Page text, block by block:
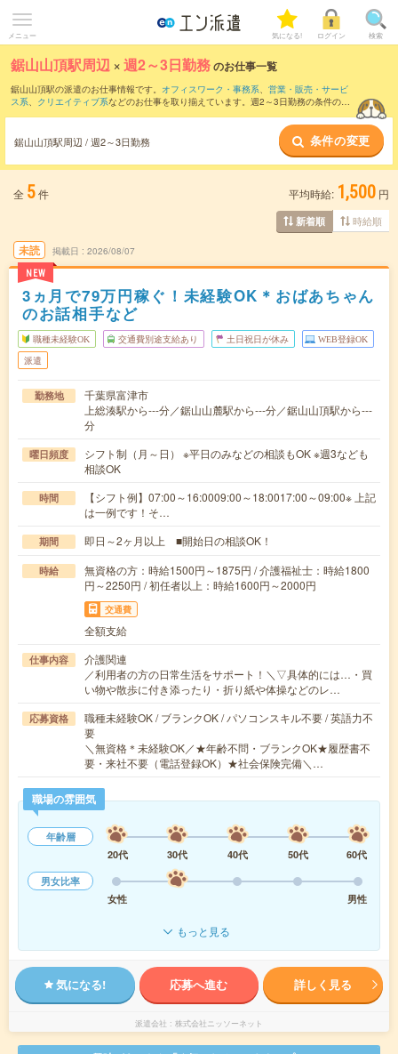
メニュー 気になる! ログイン 検索
鋸山山頂駅周辺 ×週2～3日勤務のお仕事一覧
鋸山山頂駅の派遣のお仕事情報です。 オフィスワーク・事務系、 営業・販売・サービ
ス系、 クリエイティブ系などのお仕事を取り揃えています。週2～3日勤務の条件の他
鋸山山頂駅周辺 / 週2～3日勤務 条件の変更
全 5件 平均時給: 1,500 円
新着順 時給順
未読
NEW
掲載日 2026/08/07
3ヵ月で79万円稼ぐ！未経験OK＊おばあちゃん
のお話相手など
職種未経験OK 交通費別途支給あり 土日祝日が休み WEB登録OK
派遣
勤務地
千葉県富津市
上総湊駅から---分／鋸山山麓駅から---分／鋸山山頂駅から---
分
曜日頻度
シフト制（月～日） ※平日のみなどの相談もOK ※週3なども
相談OK
時間
【シフト例】07:00～16:0009:00～18:0017:00～09:00※ 上記
は一例です！そ…
期間 即日～2ヶ月以上 ■開始日の相談OK！
時給
無資格の方：時給1500円～1875円 / 介護福祉士：時給1800
円～2250円 / 初任者以上：時給1600円～2000円
交通費
全額支給
仕事内容
介護関連
／利用者の方の日常生活をサポート！＼▽具体的には…・買
い物や散歩に付き添ったり・折り紙や体操などのレ…
応募資格
職種未経験OK / ブランクOK / パソコンスキル不要 / 英語力不
要
＼無資格＊未経験OK／★年齢不問・ブランクOK★履歴書不
要・来社不要（電話登録OK）★社会保険完備＼…
職場の雰囲気
年齢層
20代
30代 40代 50代
60代
男女比率
女性
男性
もっと見る
気になる! 応募へ進む 詳しく見る
派遣会社 株式会社ニッソーネット